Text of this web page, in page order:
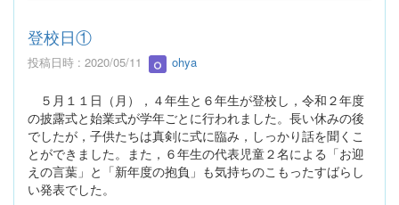
登校日①
投稿日時 : 2020/05/11 ohya
５月１１日（月），４年生と６年生が登校し，令和２年度
の披露式と始業式が学年ごとに行われました。長い休みの後
でしたが，子供たちは真剣に式に臨み，しっかり話を聞くこ
とができました。また，６年生の代表児童２名による「お迎
えの言葉」と「新年度の抱負」も気持ちのこもったすばらし
い発表でした。